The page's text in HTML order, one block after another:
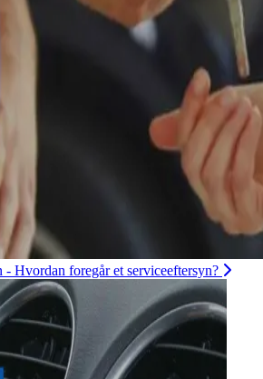
Hvordan foregår et serviceeftersyn?